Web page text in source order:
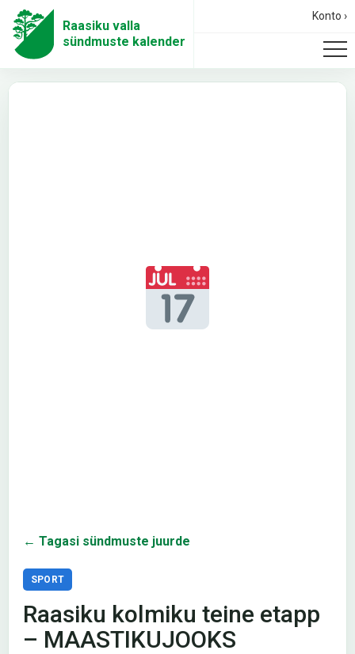
Raasiku valla
sündmuste kalender
Konto ›
← Tagasi sündmuste juurde
SPORT
Raasiku kolmiku teine etapp
– MAASTIKUJOOKS